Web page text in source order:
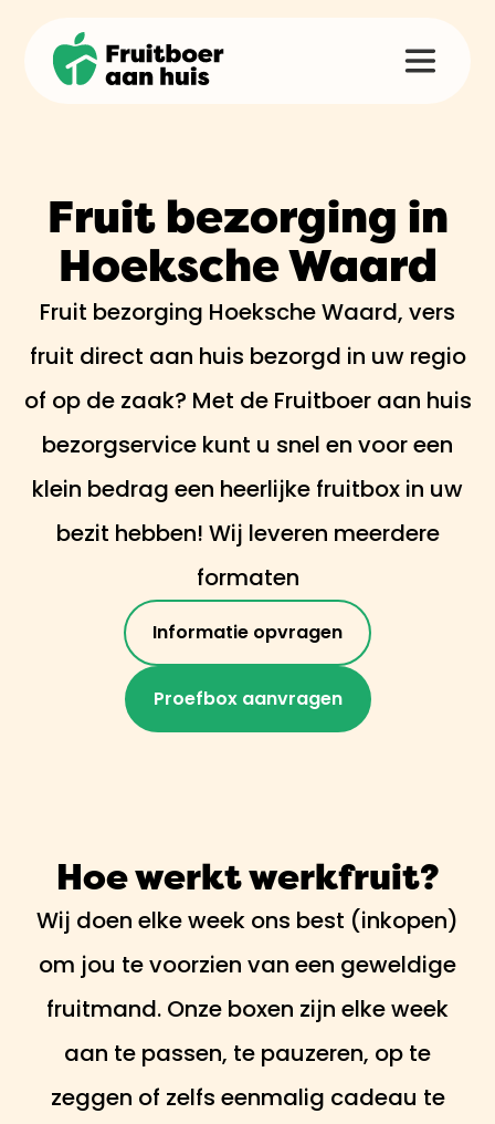
Fruit bezorging in
Hoeksche Waard
Fruit bezorging Hoeksche Waard, vers
fruit direct aan huis bezorgd in uw regio
of op de zaak? Met de Fruitboer aan huis
bezorgservice kunt u snel en voor een
klein bedrag een heerlijke fruitbox in uw
bezit hebben! Wij leveren meerdere
formaten
Informatie opvragen
Proefbox aanvragen
Hoe werkt werkfruit?
Wij doen elke week ons best (inkopen)
om jou te voorzien van een geweldige
fruitmand. Onze boxen zijn elke week
aan te passen, te pauzeren, op te
zeggen of zelfs eenmalig cadeau te